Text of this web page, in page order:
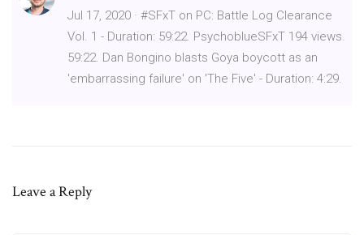
Jul 17, 2020 · #SFxT on PC: Battle Log Clearance
Vol. 1 - Duration: 59:22. PsychoblueSFxT 194 views.
59:22. Dan Bongino blasts Goya boycott as an
'embarrassing failure' on 'The Five' - Duration: 4:29.
Leave a Reply